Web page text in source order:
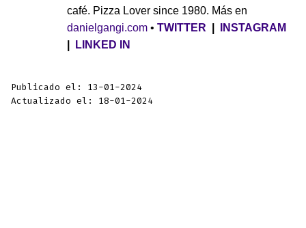
café. Pizza Lover since 1980. Más en
danielgangi.com • TWITTER
INSTAGRAM
LINKED IN
Publicado el: 13-01-2024
Actualizado el: 18-01-2024